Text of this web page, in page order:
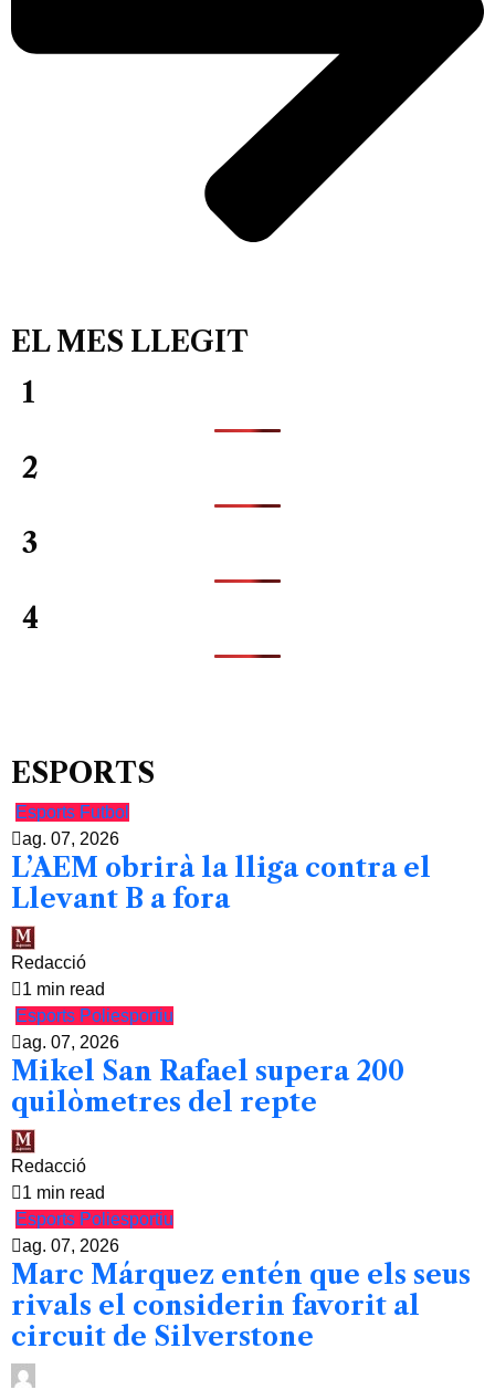
EL MES LLEGIT
1
2
3
4
ESPORTS
Esports Futbol
ag. 07, 2026
L’AEM obrirà la lliga contra el
Llevant B a fora
Redacció
1 min read
Esports Poliesportiu
ag. 07, 2026
Mikel San Rafael supera 200
quilòmetres del repte
Redacció
1 min read
Esports Poliesportiu
ag. 07, 2026
Marc Márquez entén que els seus
rivals el considerin favorit al
circuit de Silverstone